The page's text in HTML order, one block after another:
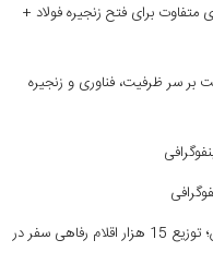
متفاوت برای فتح زنجیره فولاد +
بر سر ظرفیت، فناوری و زنجیره
خدمت‌رسانی بانک گردشگری به زائران اربعین؛ توزیع 15 هزار اقلام رفاهی سفر در